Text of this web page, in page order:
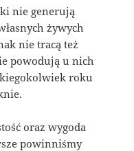
nie generują
żywych
nie tracą też
powodują u nich
roku
oraz wygoda
powinniśmy